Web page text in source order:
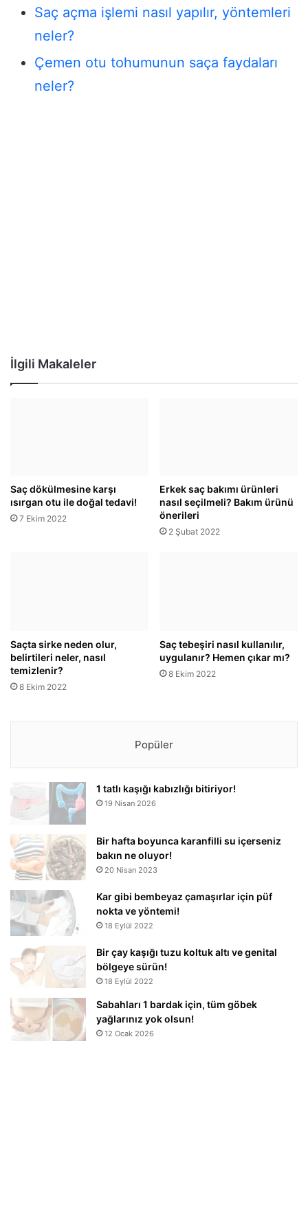
Saç açma işlemi nasıl yapılır, yöntemleri
neler?
Çemen otu tohumunun saça faydaları
neler?
İlgili Makaleler
Saç dökülmesine karşı
ısırgan otu ile doğal tedavi!
7 Ekim 2022
Erkek saç bakımı ürünleri
nasıl seçilmeli? Bakım ürünü
önerileri
2 Şubat 2022
Saçta sirke neden olur,
belirtileri neler, nasıl
temizlenir?
8 Ekim 2022
Saç tebeşiri nasıl kullanılır,
uygulanır? Hemen çıkar mı?
8 Ekim 2022
Popüler
1 tatlı kaşığı kabızlığı bitiriyor!
19 Nisan 2026
Bir hafta boyunca karanfilli su içerseniz
bakın ne oluyor!
20 Nisan 2023
Kar gibi bembeyaz çamaşırlar için püf
nokta ve yöntemi!
18 Eylül 2022
Bir çay kaşığı tuzu koltuk altı ve genital
bölgeye sürün!
18 Eylül 2022
Sabahları 1 bardak için, tüm göbek
yağlarınız yok olsun!
12 Ocak 2026